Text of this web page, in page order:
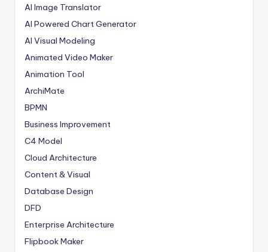
AI Image Translator
AI Powered Chart Generator
AI Visual Modeling
Animated Video Maker
Animation Tool
ArchiMate
BPMN
Business Improvement
C4 Model
Cloud Architecture
Content & Visual
Database Design
DFD
Enterprise Architecture
Flipbook Maker